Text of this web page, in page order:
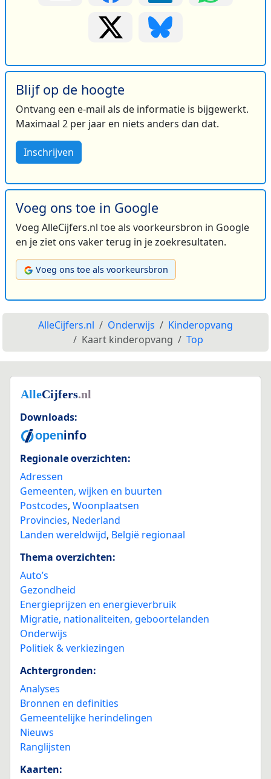
Blijf op de hoogte
Ontvang een e-mail als de informatie is bijgewerkt.
Maximaal 2 per jaar en niets anders dan dat.
Inschrijven
Voeg ons toe in Google
Voeg AlleCijfers.nl toe als voorkeursbron in Google
en je ziet ons vaker terug in je zoekresultaten.
Voeg ons toe als voorkeursbron
AlleCijfers.nl Onderwijs
Kinderopvang
Kaart kinderopvang
Top
Downloads:
Regionale overzichten:
Adressen
Gemeenten, wijken en buurten
Postcodes, Woonplaatsen
Provincies, Nederland
Landen wereldwijd, België regionaal
Thema overzichten:
Auto’s
Gezondheid
Energieprijzen en energieverbruik
Migratie, nationaliteiten, geboortelanden
Onderwijs
Politiek & verkiezingen
Achtergronden:
Analyses
Bronnen en definities
Gemeentelijke herindelingen
Nieuws
Ranglijsten
Kaarten: